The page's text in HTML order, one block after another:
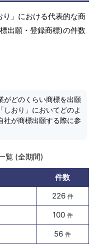
」における代表的な商
出願・登録商標)の件数
がどのくらい商標を出願
しおり」においてどのよ
社が商標出願する際に参
覧 (全期間)
件数
226 件
100 件
56 件